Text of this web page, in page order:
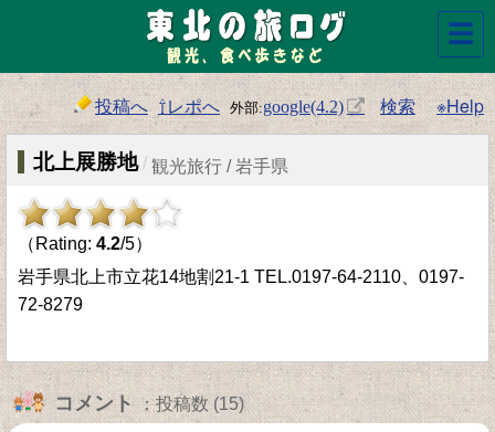
投稿へ ⇧レポへ google(4.2) 検索 ※Help
北上展勝地 / 観光旅行 / 岩手県
（Rating: 4.2/5）
岩手県北上市立花14地割21-1 TEL.0197-64-2110、0197-
72-8279
コメント：投稿数 (15)
☰